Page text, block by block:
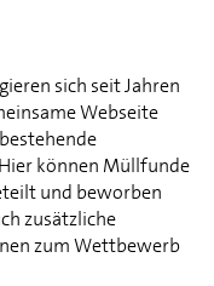
sich seit Jahren
Webseite
können Müllfunde
und beworben
zusätzliche
zum Wettbewerb